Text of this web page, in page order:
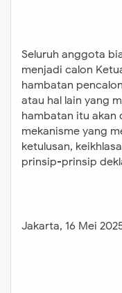
Seluruh anggota
menjadi calon
hambatan
atau hal lain yang
hambatan itu akan
mekanisme yang
ketulusan,
prinsip-prinsip
Jakarta, 16 Mei